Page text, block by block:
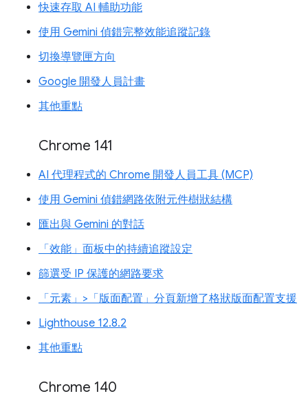
快速存取 AI 輔助功能
使用 Gemini 偵錯完整效能追蹤記錄
切換導覽匣方向
Google 開發人員計畫
其他重點
Chrome 141
AI 代理程式的 Chrome 開發人員工具 (MCP)
使用 Gemini 偵錯網路依附元件樹狀結構
匯出與 Gemini 的對話
「效能」面板中的持續追蹤設定
篩選受 IP 保護的網路要求
「元素」>「版面配置」分頁新增了格狀版面配置支援
Lighthouse 12.8.2
其他重點
Chrome 140